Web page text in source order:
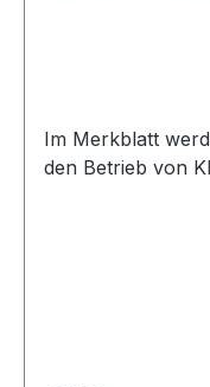
Im Merkblatt
den Betrieb von